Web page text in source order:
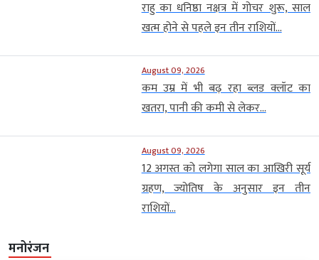
राहु का धनिष्ठा नक्षत्र में गोचर शुरू, साल
खत्म होने से पहले इन तीन राशियों...
August 09, 2026
कम उम्र में भी बढ़ रहा ब्लड क्लॉट का
खतरा, पानी की कमी से लेकर...
August 09, 2026
12 अगस्त को लगेगा साल का आखिरी सूर्य
ग्रहण, ज्योतिष के अनुसार इन तीन
राशियों...
मनोरंजन